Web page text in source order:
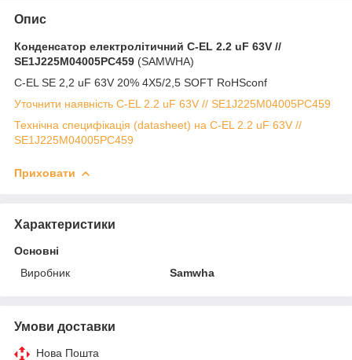
Опис
Конденсатор електролітичний C-EL 2.2 uF 63V //
SE1J225M04005PC459 (SAMWHA)
C-EL SE 2,2 uF 63V 20% 4X5/2,5 SOFT RoHSconf
Уточнити наявність C-EL 2.2 uF 63V // SE1J225M04005PC459
Технічна специфікація (datasheet) на C-EL 2.2 uF 63V //
SE1J225M04005PC459
Приховати
Характеристики
Основні
Виробник
Samwha
Умови доставки
Нова Пошта